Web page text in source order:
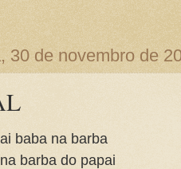
30 de novembro de
baba na barba
barba do papai